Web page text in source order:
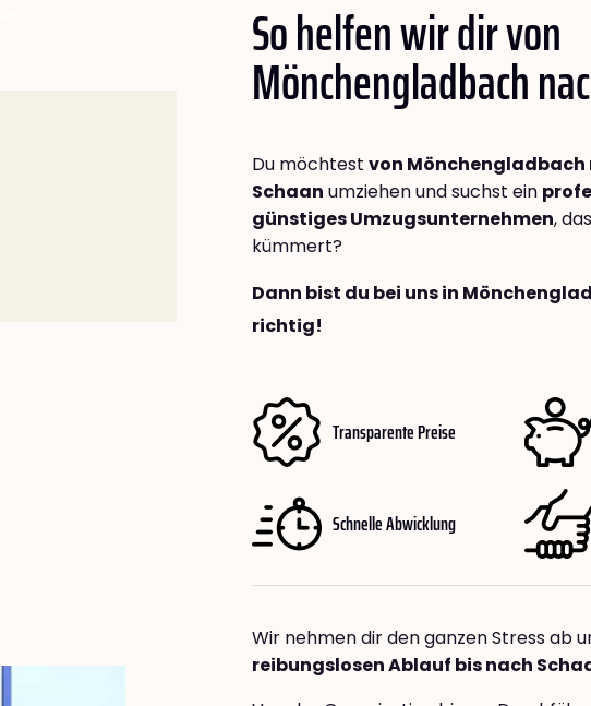
So helfen wir dir von
Mönchengladbach
Du möchtest von Mönchengladbach
Schaan umziehen und suchst ein
günstiges Umzugsunternehmen,
kümmert?
Dann bist du bei uns in
richtig!
Transparente Preise
Schnelle Abwicklung
Wir nehmen dir den ganzen Stress ab
reibungslosen Ablauf bis nach